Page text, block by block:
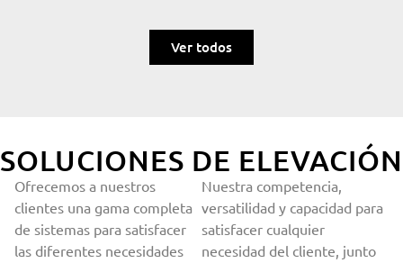
Ver todos
SOLUCIONES DE ELEVACIÓN
Ofrecemos a nuestros
clientes una gama completa
de sistemas para satisfacer
las diferentes necesidades
Nuestra competencia,
versatilidad y capacidad para
satisfacer cualquier
necesidad del cliente, junto